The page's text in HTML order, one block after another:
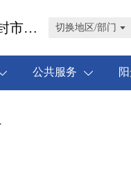
开封市祥符区 切换地区/部门
公共服务